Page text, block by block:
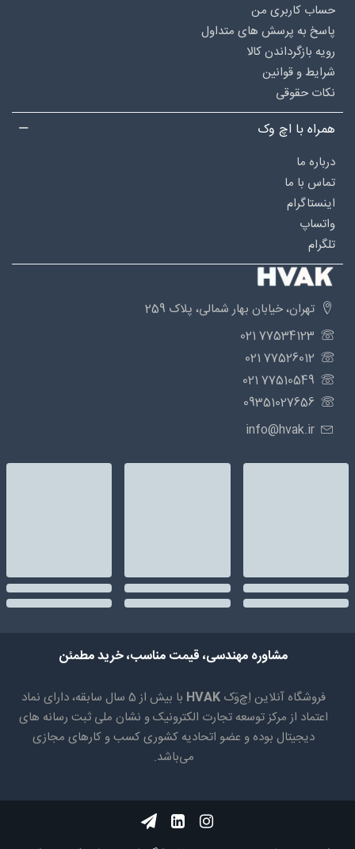
حساب کاربری من
پاسخ به پرسش های متداول
رویه بازگرداندن کالا
شرایط و قوانین
نکات حقوقی
همراه با اچ وک
درباره‌ ما
تماس با ما
اینستاگرام
واتساپ
تلگرام
تهران، خیابان بهار شمالی، پلاک 259
77534123 021
77526012 021
77510549 021
09351027656
info@hvak.ir
مشاوره مهندسی، قیمت مناسب، خرید مطمئن
فروشگاه آنلاین اِچ‌وَک HVAK
با بیش از 5 سال سابقه، دارای نماد
اعتماد از مرکز توسعه تجارت الکترونیک و نشان ملی ثبت رسانه های
دیجیتال بوده و عضو اتحادیه کشوری کسب و کارهای مجازی
می‌باشد.